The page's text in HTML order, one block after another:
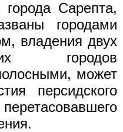
Сарепта,
городами
владения двух
городов
может
персидского